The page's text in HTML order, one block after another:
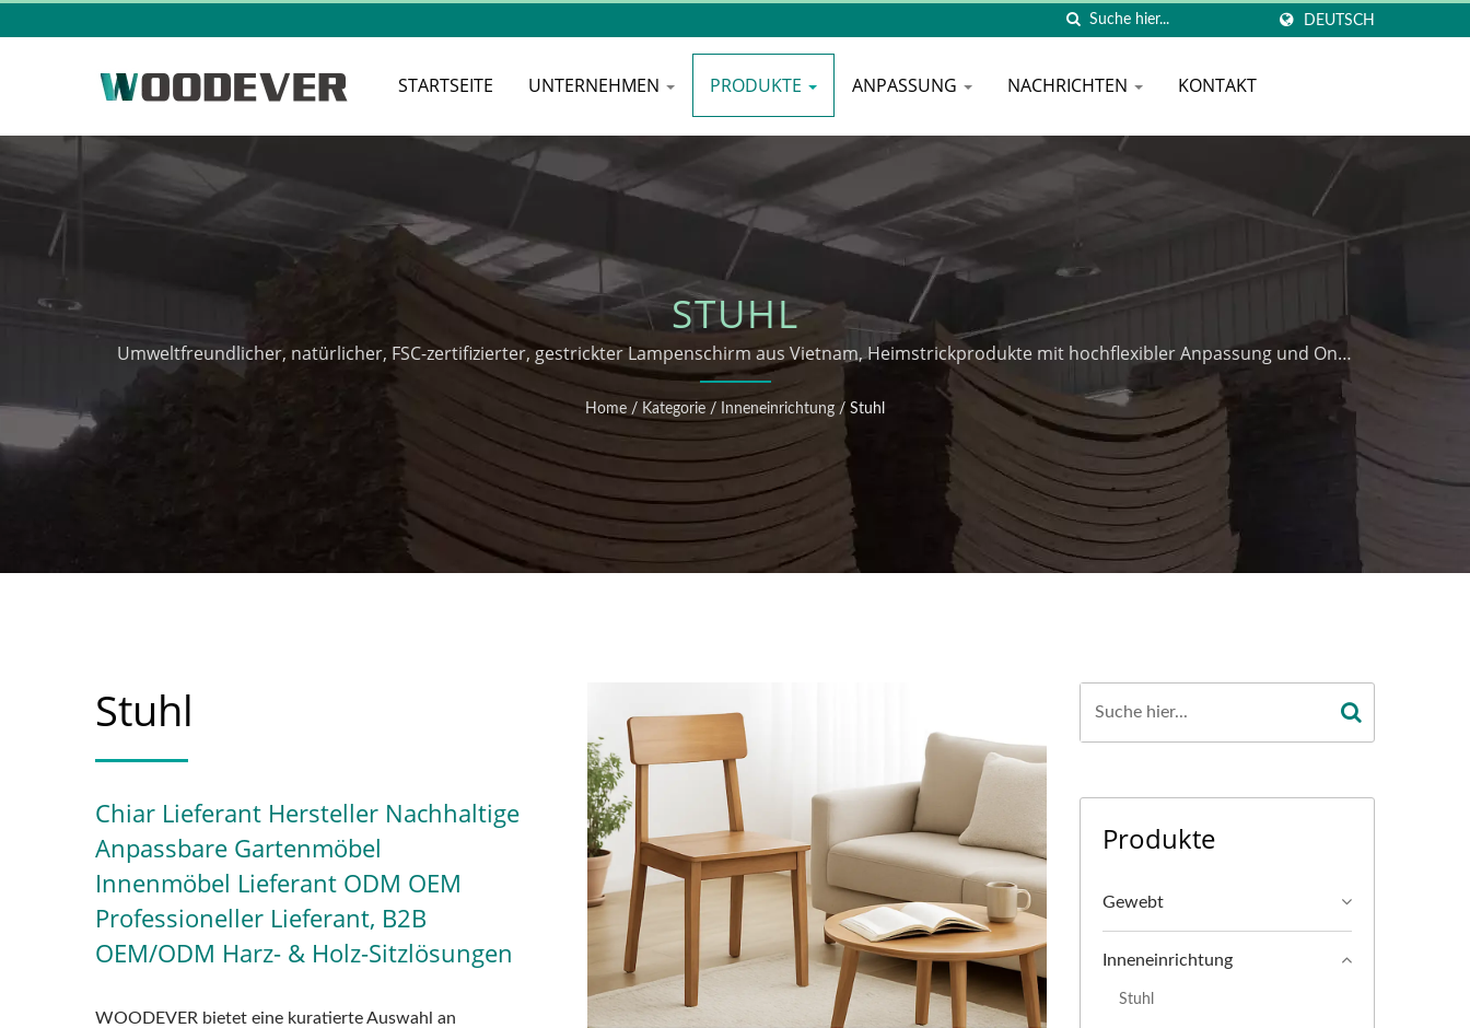
DEUTSCH
STARTSEITE UNTERNEHMEN PRODUKTE ANPASSUNG NACHRICHTEN KONTAKT
STUHL
Umweltfreundlicher, natürlicher, FSC-zertifizierter, gestrickter Lampenschirm aus Vietnam, Heimstrickprodukte mit hochflexibler Anpassung und One-
Stop-Service.
Home / Kategorie / Inneneinrichtung / Stuhl
Stuhl
Chiar Lieferant Hersteller Nachhaltige
Anpassbare Gartenmöbel
Innenmöbel Lieferant ODM OEM
Professioneller Lieferant, B2B
OEM/ODM Harz- & Holz-Sitzlösungen
WOODEVER bietet eine kuratierte Auswahl an
Produkte
Gewebt
Inneneinrichtung
Stuhl